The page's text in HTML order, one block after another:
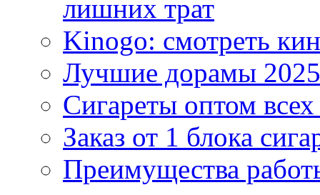
лишних трат
Kinogo: смотреть
Лучшие дорамы
Сигареты оптом
Заказ от 1 блока
Преимущества